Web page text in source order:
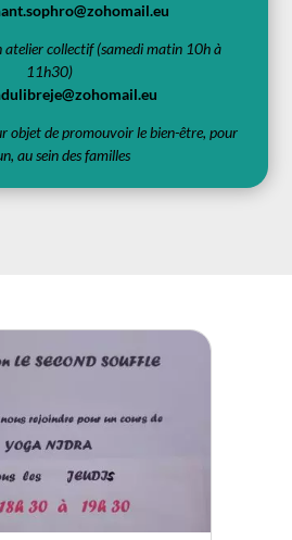
atelier collectif (samedi matin 10h à
11h30)
objet de promouvoir le bien-être, pour
au sein des familles